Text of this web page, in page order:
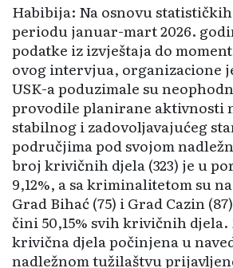
Habibija: Na osnovu
periodu januar-mart 2026.
podatke iz izvještaja do
ovog intervjua, organizacione
USK-a poduzimale su
provodile planirane aktivnosti
stabilnog i zadovoljavajućeg
područjima pod svojom
broj krivičnih djela (323) je u
9,12%, a sa kriminalitetom su
Grad Bihać (75) i Grad Cazin
čini 50,15% svih krivi­čnih djela.
krivična djela počinjena u
nadležnom tužilaštvu